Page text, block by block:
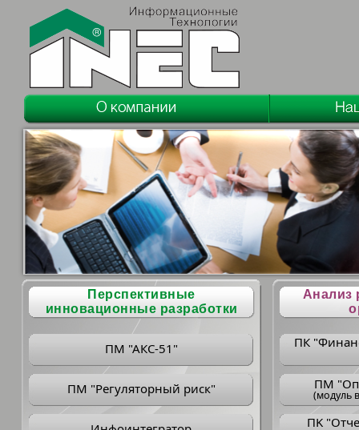
Перспективные
инновационные разработки
ПМ "АКС-51"
ПМ "Регуляторный риск"
Анализ
ПК
ПM
(модуль
ПK